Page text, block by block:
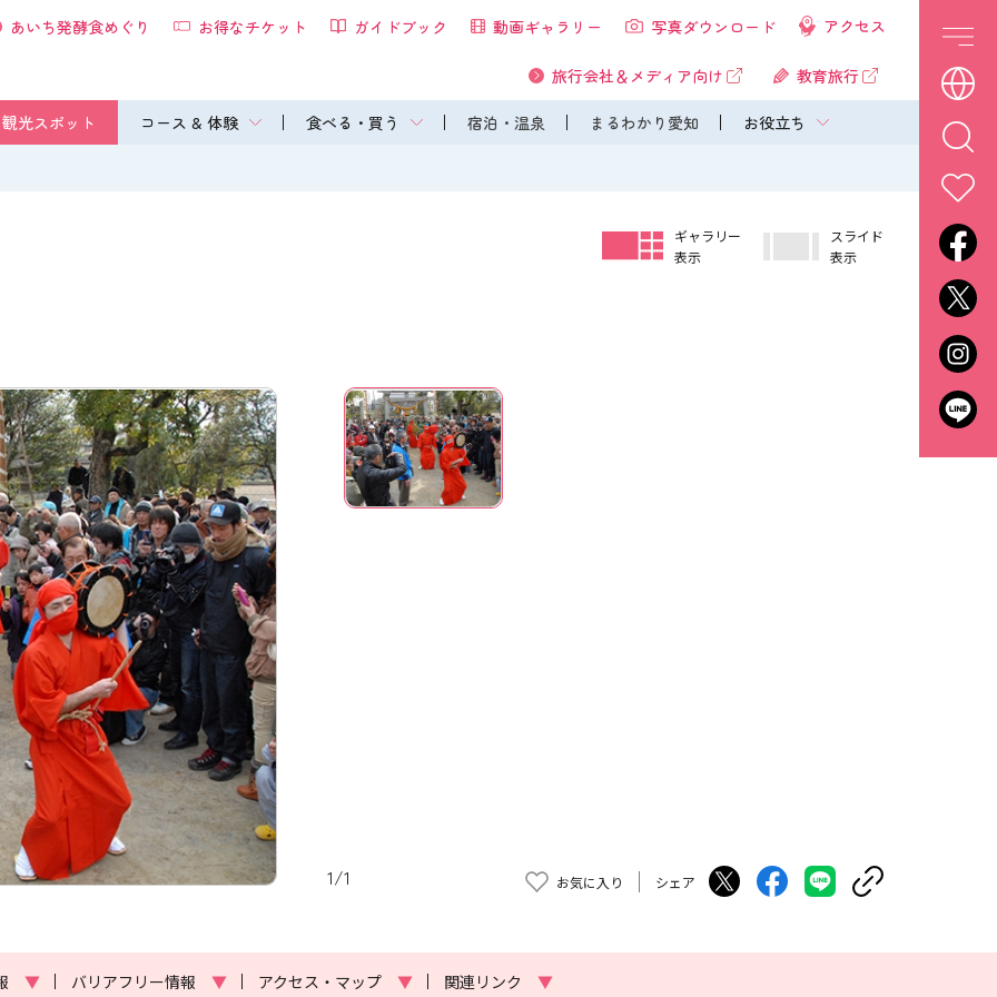
観光スポット コース & 体験 食べる・買う 宿泊・温泉 まるわかり愛知 お役立ち
あいち発酵食めぐり お得なチケット ガイドブック 動画ギャラリー 写真ダウンロード アクセス
旅行会社＆メディア向け 教育旅行
ギャラリー
表示
スライド
表示
1/1 お気に入り シェア
▼ バリアフリー情報 ▼ アクセス・マップ ▼ 関連リンク ▼